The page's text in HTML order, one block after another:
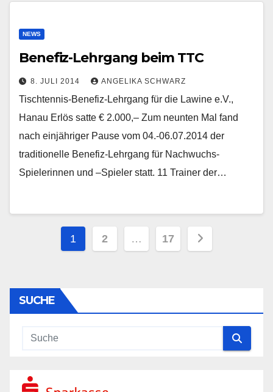
NEWS
Benefiz-Lehrgang beim TTC
8. JULI 2014 ANGELIKA SCHWARZ
Tischtennis-Benefiz-Lehrgang für die Lawine e.V.,
Hanau Erlös satte € 2.000,– Zum neunten Mal fand
nach einjähriger Pause vom 04.-06.07.2014 der
traditionelle Benefiz-Lehrgang für Nachwuchs-
Spielerinnen und –Spieler statt. 11 Trainer der…
Beitragsnavigation
1 2 … 17
SUCHE